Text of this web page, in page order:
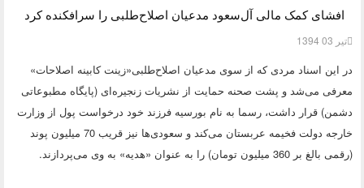
افشای کمک مالی آل‌سعود مدعیان اصلاح‌طلبی را سرافکنده کرد
تیر 03 1394
در این اسناد مردی که از سوی مدعیان اصلاح‌طلبی«زینت کابینه اصلاحات»
معرفی می‌شد و پشت صحنه حمایت از نشریات زنجیره‌‌ای (پایگاه مطبوعاتی
دشمن) قرار داشت، رسما به نام بورسیه فرزند خود درخواست پول از وزارت
خارجه دولت فخیمه عربستان می‌کند و سعودی‌ها نیز قریب 70 میلیون پوند
(رقمی بالغ بر 360 میلیون تومان) را به عنوان «هدیه» به وی می‌پردازند.